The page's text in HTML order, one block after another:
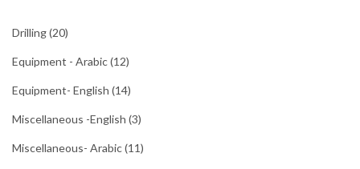
Drilling(20)
Equipment - Arabic(12)
Equipment- English (14)
Miscellaneous -English (3)
Miscellaneous- Arabic(11)